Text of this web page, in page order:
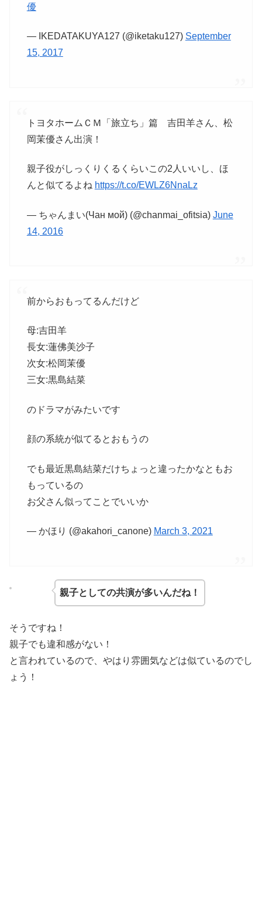
優
— IKEDATAKUYA127 (@iketaku127) September
15, 2017
トヨタホームＣＭ「旅立ち」篇 吉田羊さん、松
岡茉優さん出演！
親子役がしっくりくるくらいこの2人いいし、ほ
んと似てるよね https://t.co/EWLZ6NnaLz
— ちゃんまい(Чан мой) (@chanmai_ofitsia) June
14, 2016
前からおもってるんだけど
母:吉田羊
長女:蓮佛美沙子
次女:松岡茉優
三女:黒島結菜
のドラマがみたいです
顔の系統が似てるとおもうの
でも最近黒島結菜だけちょっと違ったかなともお
もっているの
お父さん似ってことでいいか
— かほり (@akahori_canone) March 3, 2021
親子としての共演が多いんだね！
そうですね！
親子でも違和感がない！
と言われているので、やはり雰囲気などは似ているのでし
ょう！